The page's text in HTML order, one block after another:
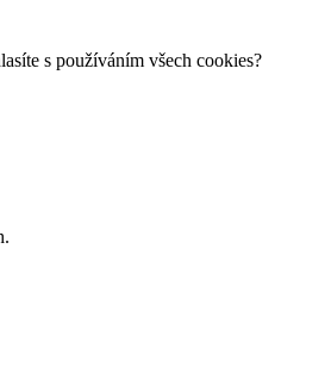
s používáním všech cookies?